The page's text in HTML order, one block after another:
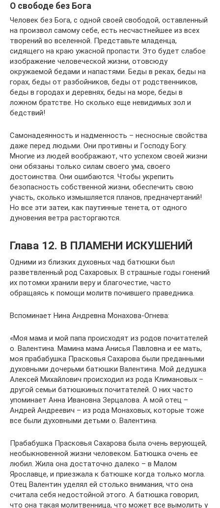
О свободе без Бога
Человек без Бога, с одной своей свободой, оставленный
на произвол самому себе, есть несчастнейшее из всех
творений во вселенной. Представьте младенца,
сидящего на краю ужасной пропасти. Это будет слабое
изображение человеческой жизни, отовсюду
окружаемой бедами и напастями. Беды в реках, беды на
горах, беды от разбойников, беды от родственников,
беды в городах и деревнях, беды на море, беды в
ложном братстве. Но сколько еще невидимых зол и
бедствий!
Самонадеянность и надменность – несносные свойства
даже перед людьми. Они противны и Господу Богу.
Многие из людей воображают, что успехом своей жизни
они обязаны только силам своего ума, своего
достоинства. Они ошибаются. Чтобы укрепить
безопасность собственной жизни, обеспечить свою
участь, сколько измышляется планов, предначертаний!
Но все эти затеи, как паутинные тенета, от одного
дуновения ветра расторгаются.
Глава 12. В ПЛАМЕНИ ИСКУШЕНИЙ
Одними из близких духовных чад батюшки был
разветвленный род Сахаровых. В страшные годы гонений
их потомки хранили веру и благочестие, часто
обращаясь к помощи молитв почившего праведника.
Вспоминает Нина Андревна Монахова-Огнева:
«Моя мама и мой папа происходят из родов почитателей
о. Валентина. Мамина мама Анисья Павловна и ее мать,
моя прабабушка Прасковья Сахарова были преданными
духовными дочерьми батюшки Валентина. Мой дедушка
Алексей Михайлович происходил из рода Климановых –
другой семьи батюшкиных почитателей. О них часто
упоминает Анна Ивановна Зерцалова. А мой отец –
Андрей Андреевич – из рода Монаховых, которые тоже
все были духовными детьми о. Валентина.
Прабабушка Прасковья Сахарова была очень верующей,
необыкновенной жизни человеком. Батюшка очень ее
любил. Жила она достаточно далеко – в Малом
Ярославце, и приезжала к батюшке когда только могла.
Отец Валентин уделял ей столько внимания, что она
считала себя недостойной этого. А батюшка говорил,
что она такая молитвенница, что может все вымолить у